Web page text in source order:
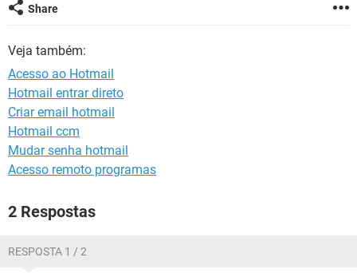
OUTLOOK
GUIA DE COMPRAS
Share
Veja também:
Acesso ao Hotmail
Hotmail entrar direto
Criar email hotmail
Hotmail ccm
Mudar senha hotmail
Acesso remoto programas
2 Respostas
RESPOSTA 1 / 2